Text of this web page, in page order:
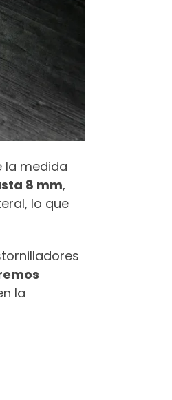
la medida
8 mm,
lo que
la